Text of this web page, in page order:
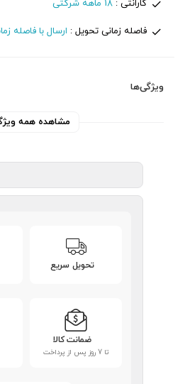
گارانتی :18 ماهه شرکتی
فاصله زمانی تحویل : ارسال با فاصله
ویژگی‌ها
مشاهده همه
تحویل سریع
ضمانت کالا
تا 7 روز پس از پرداخت